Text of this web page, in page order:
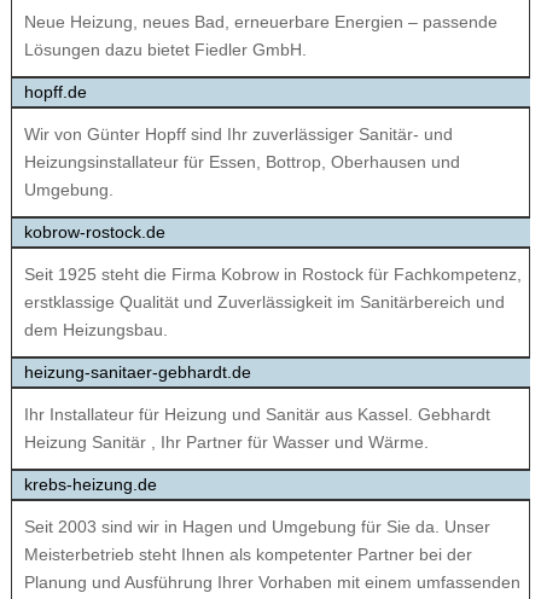
Neue Heizung, neues Bad, erneuerbare Energien – passende
Lösungen dazu bietet Fiedler GmbH.
hopff.de
Wir von Günter Hopff sind Ihr zuverlässiger Sanitär- und
Heizungsinstallateur für Essen, Bottrop, Oberhausen und
Umgebung.
kobrow-rostock.de
Seit 1925 steht die Firma Kobrow in Rostock für Fachkompetenz,
erstklassige Qualität und Zuverlässigkeit im Sanitärbereich und
dem Heizungsbau.
heizung-sanitaer-gebhardt.de
Ihr Installateur für Heizung und Sanitär aus Kassel. Gebhardt
Heizung Sanitär , Ihr Partner für Wasser und Wärme.
krebs-heizung.de
Seit 2003 sind wir in Hagen und Umgebung für Sie da. Unser
Meisterbetrieb steht Ihnen als kompetenter Partner bei der
Planung und Ausführung Ihrer Vorhaben mit einem umfassenden